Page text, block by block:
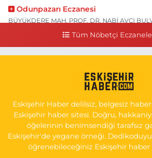
Odunpazarı Eczanesi
BÜYÜKDERE MAH. PROF. DR. NABİ AVCI
YENİDOĞAN MH.ŞEHİT SERKAN ÖZAYDIN
0 (222) 237 75 17 Yol Tarifi Al
Tüm Nöbetçi
Eskişehir Haber delilsiz, belgesiz
Eskişehir haber sitesi. Doğru,
öğelerinin benimsendiği tarafsız
Eskişehir'de yegane örneği.
öğrenebileceğiniz Eskişehir